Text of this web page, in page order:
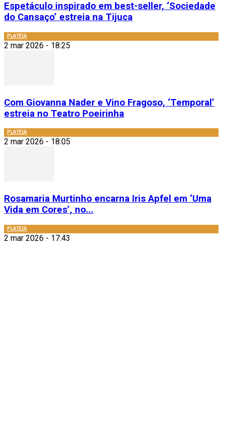
Espetáculo inspirado em best-seller, ‘Sociedade
do Cansaço’ estreia na Tijuca
PLATEIA
2 mar 2026 - 18:25
Com Giovanna Nader e Vino Fragoso, ‘Temporal’
estreia no Teatro Poeirinha
PLATEIA
2 mar 2026 - 18:05
Rosamaria Murtinho encarna Iris Apfel em ‘Uma
Vida em Cores’, no...
PLATEIA
2 mar 2026 - 17:43